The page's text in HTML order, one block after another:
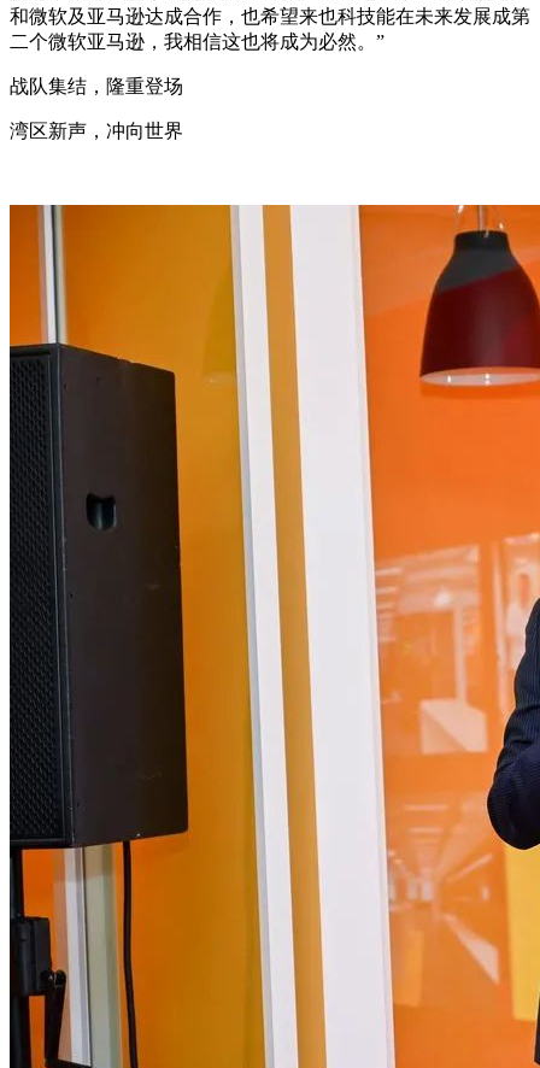
和微软及亚马逊达成合作，也希望来也科技能在未来发展成第
二个微软亚马逊，我相信这也将成为必然。”
战队集结，隆重登场
湾区新声，冲向世界